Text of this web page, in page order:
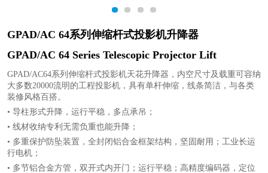
1 2 3 4
GPAD/AC 64系列伸缩杆式投影机升降器
GPAD/AC 64 Series Telescopic Projector Lift
GPAD/AC64系列伸缩杆式投影机天花升降器，内空尺寸及载重可容纳
大多数20000流明的工程投影机，具有单杆伸缩，线条简洁，与各类
装修风格百搭。
• 导柱形式升降，运行平稳，多点承吊；
• 线材收纳专利无需负重也能升降；
• 多重保护防坠装置，全封闭铝合金框架结构，坚固耐用；工业长运
行电机；
• 多节铝合金方管，双开式内开门；运行平稳；高精度编码器，定位